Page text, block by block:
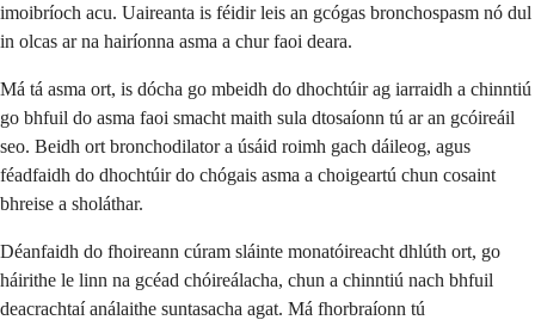
imoibríoch acu. Uaireanta is féidir leis an gcógas bronchospasm nó dul
in olcas ar na hairíonna asma a chur faoi deara.
Má tá asma ort, is dócha go mbeidh do dhochtúir ag iarraidh a chinntiú
go bhfuil do asma faoi smacht maith sula dtosaíonn tú ar an gcóireáil
seo. Beidh ort bronchodilator a úsáid roimh gach dáileog, agus
féadfaidh do dhochtúir do chógais asma a choigeartú chun cosaint
bhreise a sholáthar.
Déanfaidh do fhoireann cúram sláinte monatóireacht dhlúth ort, go
háirithe le linn na gcéad chóireálacha, chun a chinntiú nach bhfuil
deacrachtaí análaithe suntasacha agat. Má fhorbraíonn tú